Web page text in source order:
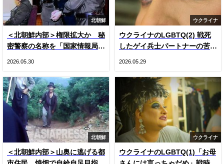
北朝鮮
＜北朝鮮内部＞権限拡大か 秘
密警察の名称を「国家情報局」
2026.05.30
ウクライナ
ウクライナのLGBTQ(2) 戦死
したゲイ兵士パートナーの苦
2026.05.29
北朝鮮
＜北朝鮮内部＞山奥に逃げる都
ウクライナ
ウクライナのLGBTQ(1)「お母